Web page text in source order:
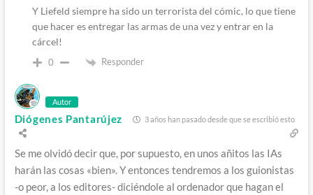
Y Liefeld siempre ha sido un terrorista del cómic, lo que tiene
que hacer es entregar las armas de una vez y entrar en la
cárcel!
0 Responder
Autor
Diógenes Pantarújez 3 años han pasado desde que se escribió esto
Se me olvidó decir que, por supuesto, en unos añitos las IAs
harán las cosas «bien». Y entonces tendremos a los guionistas
-o peor, a los editores- diciéndole al ordenador que hagan el